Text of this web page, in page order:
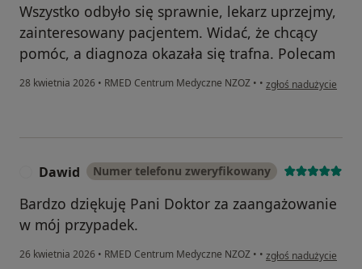
Wszystko odbyło się sprawnie, lekarz uprzejmy,
zainteresowany pacjentem. Widać, że chcący
pomóc, a diagnoza okazała się trafna. Polecam
28 kwietnia 2026 • RMED Centrum Medyczne NZOZ • • w opinii użytkownika
zgłoś nadużycie
Dawid Numer telefonu zweryfikowany
Bardzo dziękuję Pani Doktor za zaangażowanie
w mój przypadek.
26 kwietnia 2026 • RMED Centrum Medyczne NZOZ • • w opinii użytkownika
zgłoś nadużycie